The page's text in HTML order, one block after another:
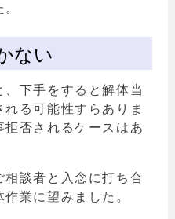
ない
下手をすると解体当
る可能性すらありま
否されるケースはあ
談者と入念に打ち合
業に望みました。